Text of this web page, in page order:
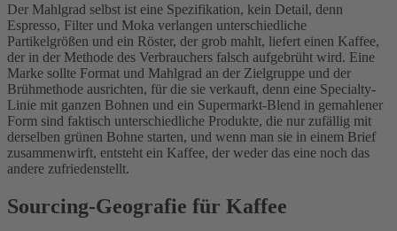
Der Mahlgrad selbst ist eine Spezifikation, kein Detail, denn
Espresso, Filter und Moka verlangen unterschiedliche
Partikelgrößen und ein Röster, der grob mahlt, liefert einen Kaffee,
der in der Methode des Verbrauchers falsch aufgebrüht wird. Eine
Marke sollte Format und Mahlgrad an der Zielgruppe und der
Brühmethode ausrichten, für die sie verkauft, denn eine Specialty-
Linie mit ganzen Bohnen und ein Supermarkt-Blend in gemahlener
Form sind faktisch unterschiedliche Produkte, die nur zufällig mit
derselben grünen Bohne starten, und wenn man sie in einem Brief
zusammenwirft, entsteht ein Kaffee, der weder das eine noch das
andere zufriedenstellt.
Sourcing-Geografie für Kaffee